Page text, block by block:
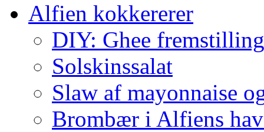
Alfien kokkererer
DIY: Ghee
Solskinssalat
Slaw af mayonnaise
Brombær i Alfiens